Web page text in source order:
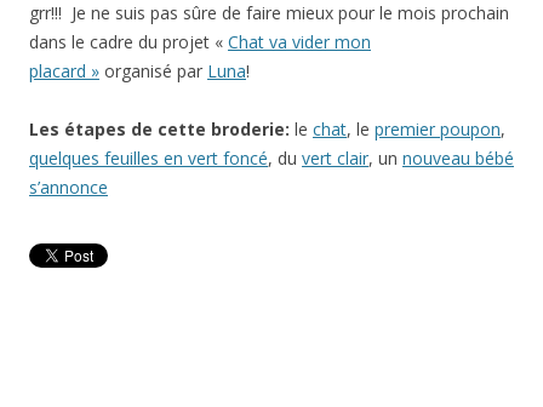
grr!!! Je ne suis pas sûre de faire mieux pour le mois prochain
dans le cadre du projet « Chat va vider mon
placard » organisé par Luna!
Les étapes de cette broderie: le chat, le premier poupon,
quelques feuilles en vert foncé, du vert clair, un nouveau bébé
s’annonce